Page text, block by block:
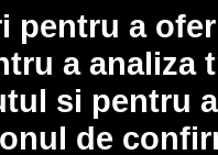
pentru a
a analiza
si pentru
de